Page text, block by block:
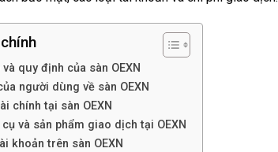
và quy định của sàn OEXN
người dùng về sàn OEXN
chính tại sàn OEXN
và sản phẩm giao dịch tại OEXN
khoản trên sàn OEXN